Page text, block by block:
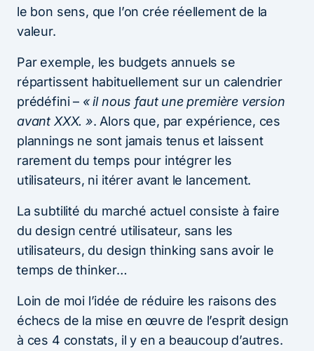
le bon sens, que l’on crée réellement de la
valeur.
Par exemple, les budgets annuels se
répartissent habituellement sur un calendrier
prédéfini – « il nous faut une première version
avant XXX. ». Alors que, par expérience, ces
plannings ne sont jamais tenus et laissent
rarement du temps pour intégrer les
utilisateurs, ni itérer avant le lancement.
La subtilité du marché actuel consiste à faire
du design centré utilisateur, sans les
utilisateurs, du design thinking sans avoir le
temps de thinker…
Loin de moi l’idée de réduire les raisons des
échecs de la mise en œuvre de l’esprit design
à ces 4 constats, il y en a beaucoup d’autres.